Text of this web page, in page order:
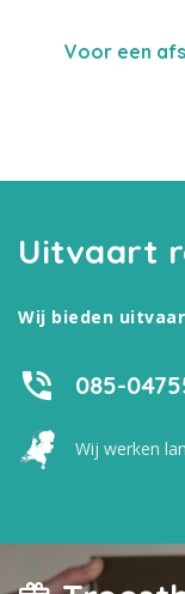
Voor een
Uitvaart
Wij bieden
085-
Wij werken